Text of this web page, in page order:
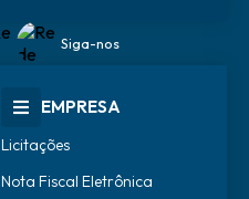
Siga-nos
EMPRESA
Licitações
Nota Fiscal Eletrônica